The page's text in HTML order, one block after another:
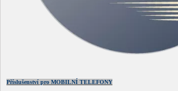
Příslušenství pro MOBILNÍ TELEFONY